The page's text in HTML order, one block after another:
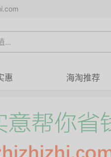
惠 海淘推荐